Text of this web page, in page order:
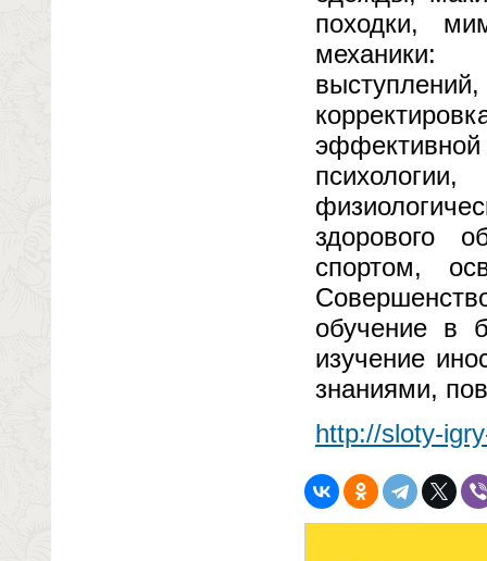
походки,
механики:
здорового
спортом,
обучение в
изучение
знаниями,
http://sloty-